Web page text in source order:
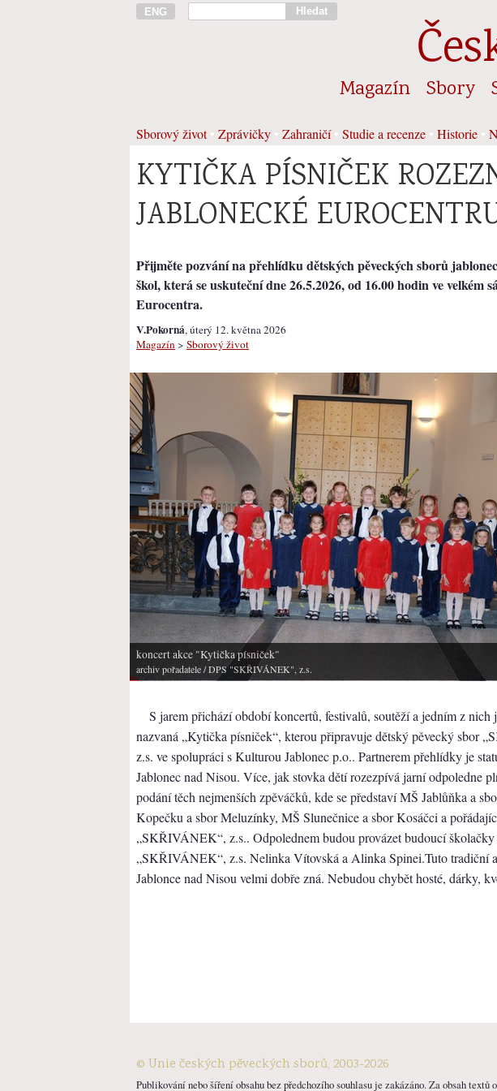
ENG Hledat
Magazín Sbory
Sborový život• Zprávičky Zahraničí• Studie a recenze Historie
KYTIČKA PÍSNIČEK
JABLONECKÉ
Přijměte pozvání na přehlídku dětských pěveckých sborů
škol, která se uskuteční dne 26.5.2026, od 16.00 hodin ve velkém
Eurocentra.
V.Pokorná, úterý 12. května 2026
Magazín > Sborový život
koncert akce "Kytička písniček"
archiv pořadatele/ DPS "SKŘIVÁNEK", z.s.
S jarem přichází období koncertů, festivalů, soutěží a jedním z nich
nazvaná „Kytička písniček“, kterou připravuje dětský pěvecký sbor
z.s. ve spolupráci s Kulturou Jablonec p.o.. Partnerem přehlídky je
Jablonec nad Nisou. Více, jak stovka dětí rozezpívá jarní odpoledne
podání těch nejmenších zpěváčků, kde se představí MŠ Jablůňka a
Kopečku a sbor Meluzínky, MŠ Slunečnice a sbor Kosáčci a
„SKŘIVÁNEK“, z.s.. Odpolednem budou provázet budoucí
„SKŘIVÁNEK“, z.s. Nelinka Vítovská a Alinka Spinei.Tuto tradiční
Jablonce nad Nisou velmi dobře zná. Nebudou chybět hosté, dárky,
© Unie českých pěveckých sborů, 2003-2026
Publikování nebo šíření obsahu bez předchozího souhlasu je zakázáno. Za obsah